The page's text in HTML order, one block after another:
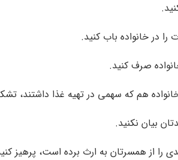
در خانواده باب کنید.
صرف کنید.
هم که سهمی در تهیه غذا داشتند،
بیان نکنید.
را از همسرتان به ارث برده است، پرهیز